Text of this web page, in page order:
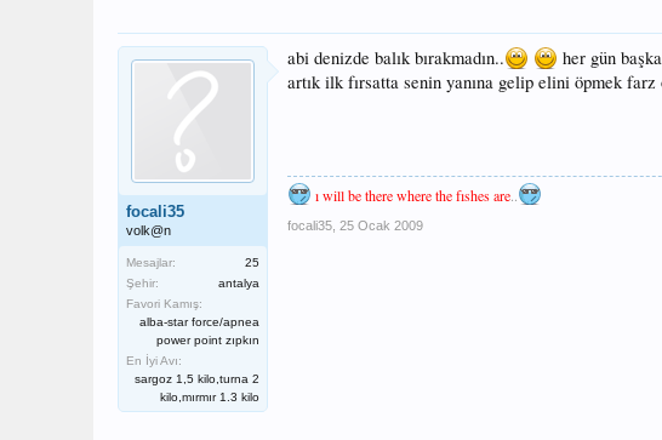
focali35
volk@n
Mesajlar:
25
Şehir:
antalya
Favori Kamış:
alba-star force/apnea
power point zıpkın
En İyi Avı:
sargoz 1,5 kilo,turna 2
kilo,mırmır 1.3 kilo
abi denizde balık bırakmadın..
her gün
artık ilk fırsatta senin yanına gelip elini öpmek farz
ı will be there where the fıshes are
focali35 25 Ocak 2009